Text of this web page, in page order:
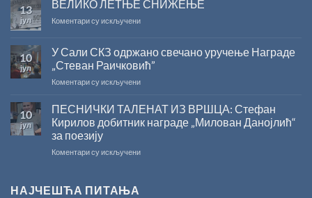
за
капиталних
на
српском
ЖИЧКЕ
2026.
ГОДИНУ
13
јул
ВЕЛИКО ЛЕТЊЕ СНИЖЕЊЕ
Коментари су искљученина
СНИЖЕЊЕ
10
јул
У Сали СКЗ одржано свечано уручење Награде
„Стеван Раичковић”
Коментари су искљученина
Сали
одржано
уручење
10
јул
ПЕСНИЧКИ ТАЛЕНАТ ИЗ ВРШЦА: Стефан
Кирилов добитник награде „Милован Данојлић“
за поезију
Коментари су искљученина
НАЈЧЕШЋА ПИТАЊА